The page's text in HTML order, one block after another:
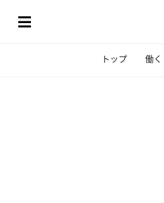
トップ 働く